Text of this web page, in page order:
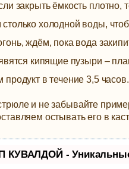
закрыть ёмкость плотно,
холодной воды,
ждём, пока вода
кипящие пузыри –
в течение 3,5
и не забывайте
остывать его в
КУВАЛДОЙ -